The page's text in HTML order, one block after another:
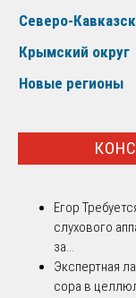
Северо-
Крымский округ
Новые регионы
Егор
слухового
за...
Экспертная
сора в